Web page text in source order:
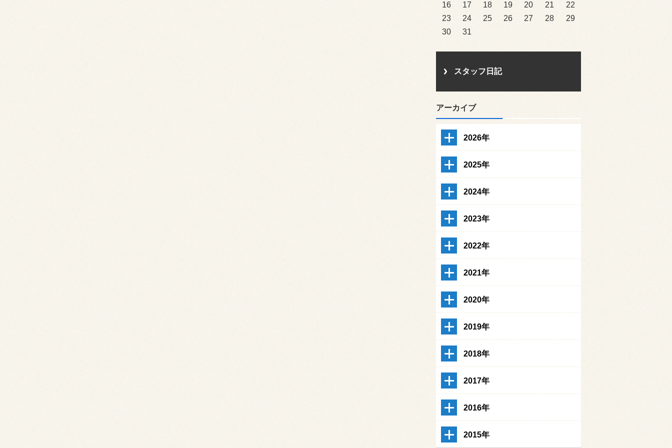
16 17 18 19 20 21
22
23
24 25 26 27 28
29
30
31
スタッフ日記
アーカイブ
2026年
2025年
2024年
2023年
2022年
2021年
2020年
2019年
2018年
2017年
2016年
2015年